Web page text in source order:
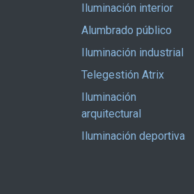
Iluminación interior
Alumbrado público
Iluminación industrial
Telegestión Atrix
Iluminación
arquitectural
Iluminación deportiva